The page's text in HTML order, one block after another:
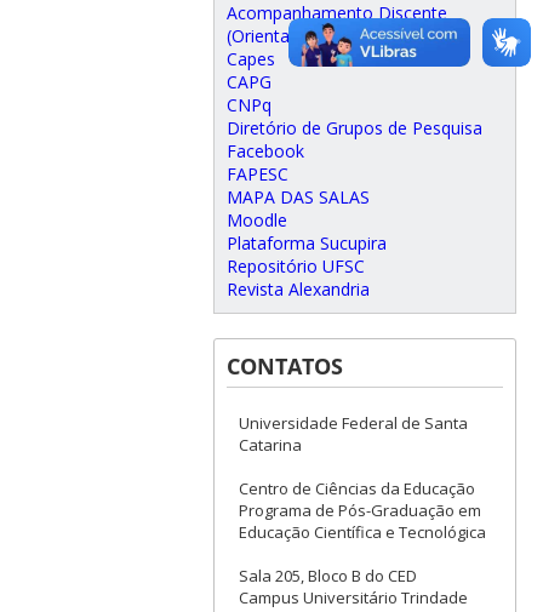
Acompanhamento Discente
(Orientadores)
Capes
CAPG
CNPq
Diretório de Grupos de Pesquisa
Facebook
FAPESC
MAPA DAS SALAS
Moodle
Plataforma Sucupira
Repositório UFSC
Revista Alexandria
CONTATOS
Universidade Federal de Santa
Catarina
Centro de Ciências da Educação
Programa de Pós-Graduação em
Educação Científica e Tecnológica
Sala 205, Bloco B do CED
Campus Universitário Trindade